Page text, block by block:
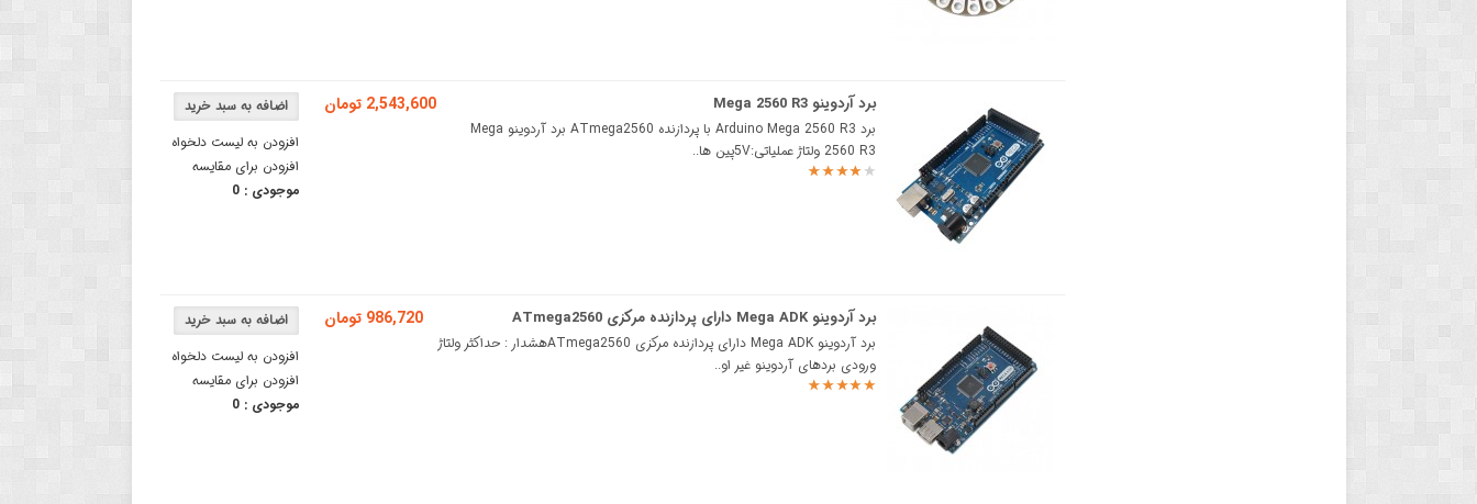
افزودن به لیست دلخواه
افزودن برای مقایسه
موجودی :0
2,543,600 تومان برد آردوینو Mega 2560 R3
برد Arduino Mega 2560 R3 با پردازنده ATmega2560 برد آردوینو Mega
2560 R3 ولتاژ عملیاتی:5Vپین ها..
افزودن به لیست دلخواه
افزودن برای مقایسه
موجودی :0
986,720 تومان برد آردوینو Mega ADK دارای پردازنده مرکزی ATmega2560
برد آردوینو Mega ADK دارای پردازنده مرکزی ATmega2560هشدار : حداکثر ولتاژ
ورودی بردهای آردوینو غیر او..